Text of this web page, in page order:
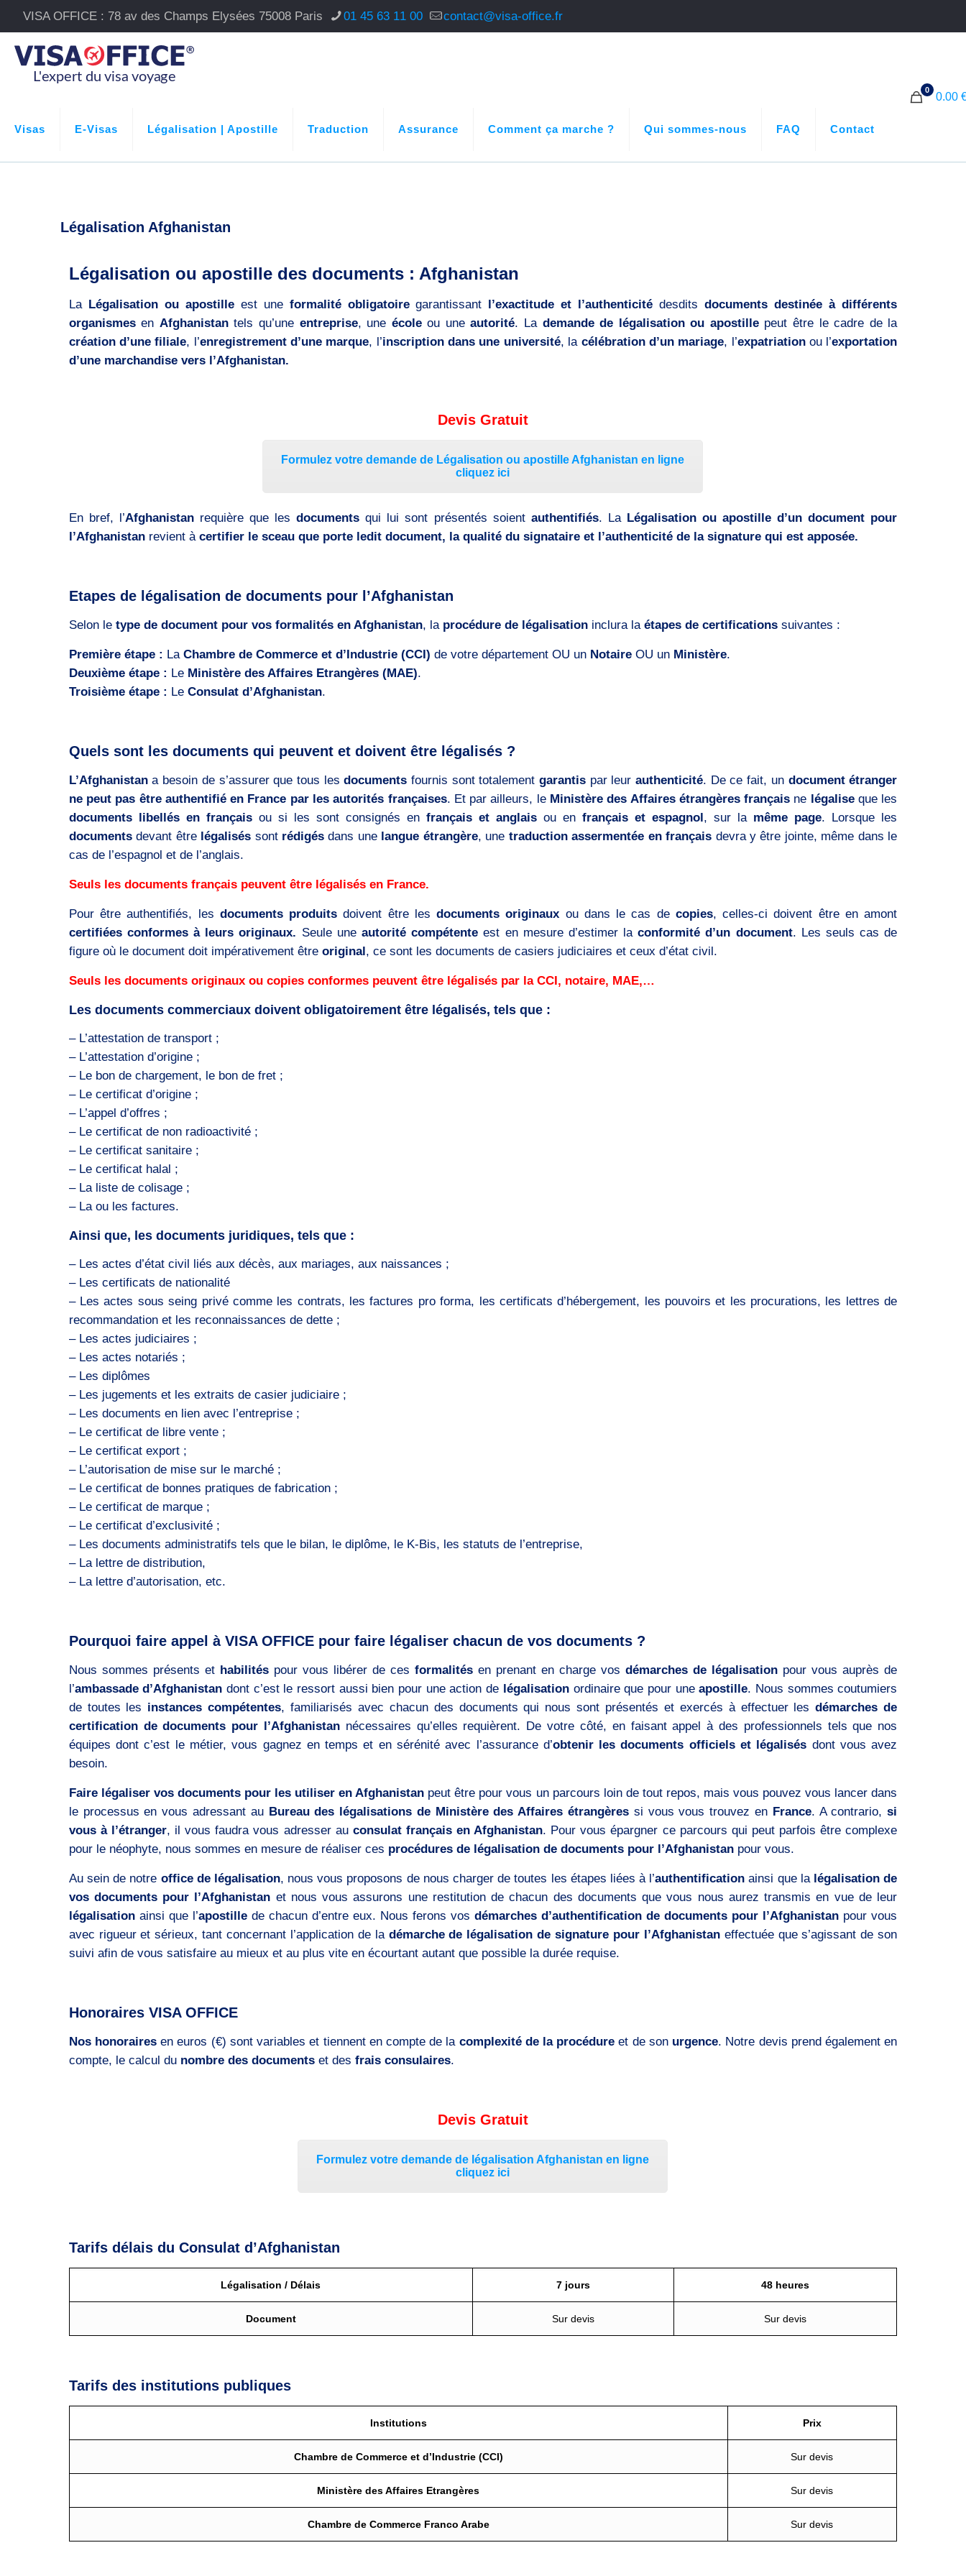
VISA OFFICE : 78 av des Champs Elysées 75008 Paris 01 45 63 11 00 contact@visa-office.fr
Visas E-Visas Légalisation | Apostille Traduction Assurance Comment ça marche ? Qui sommes-nous FAQ Contact
0
0.00
Légalisation Afghanistan
Légalisation ou apostille des documents : Afghanistan
La Légalisation ou apostilleest une formalité obligatoiregarantissant l’exactitude et l’authenticité desditsdocuments destinée à différents
organismesen Afghanistantels qu’une entreprise, une écoleou uneautorité. La demande de légalisation ou apostillepeut être le cadre de la
création d’une filiale, l’enregistrement d’une marque, l’inscription dans une université, la célébration d’un mariage, l’expatriationou l’exportation
d’une marchandise vers l’Afghanistan.
Devis Gratuit
Formulez votre demande de Légalisation ou apostille Afghanistan en ligne
cliquez ici
En bref, l’Afghanistanrequière que lesdocumentsqui lui sont présentés soient authentifiés. La Légalisation ou apostille d’un document pour
l’Afghanistanrevient à certifier le sceau que porte ledit document, la qualité du signataire et l’authenticité de la signature qui est apposée.
Etapes de légalisation de documents pour l’Afghanistan
Selon le type de document pour vos formalités en Afghanistan, la procédure de légalisationinclura la étapes de certificationssuivantes :
Première étape : La Chambre de Commerce et d’Industrie (CCI) de votre département OU un Notaire OU un Ministère.
Deuxième étape : Le Ministère des Affaires Etrangères (MAE).
Troisième étape : Le Consulat d’Afghanistan.
Quels sont les documents qui peuvent et doivent être légalisés ?
L’Afghanistana besoin de s’assurer que tous lesdocuments fournis sont totalementgarantis par leurauthenticité. De ce fait, un document étranger
ne peut pas être authentifié en France par les autorités françaises. Et par ailleurs, le Ministère des Affaires étrangères français ne légaliseque les
documents libellés en françaisou si les sont consignés en français et anglais ou enfrançais et espagnol, sur la même page. Lorsque les
documentsdevant être légalisés sont rédigés dans une langue étrangère, une traduction assermentée en français devra y être jointe, même dans le
cas de l’espagnol et de l’anglais.
Seuls les documents français peuvent être légalisés en France.
Pour être authentifiés, les documents produits doivent être lesdocuments originaux ou dans le cas de copies, celles-ci doivent être en amont
certifiées conformes à leurs originaux. Seule une autorité compétente est en mesure d’estimer laconformité d’un document. Les seuls cas de
figure où le document doit impérativement être original, ce sont les documents de casiers judiciaires et ceux d’état civil.
Seuls les documents originaux ou copies conformes peuvent être légalisés par la CCI, notaire, MAE,…
Les documents commerciaux doivent obligatoirement être légalisés, tels que :
– L’attestation de transport ;
– L’attestation d’origine ;
– Le bon de chargement, le bon de fret ;
– Le certificat d’origine ;
– L’appel d’offres ;
– Le certificat de non radioactivité ;
– Le certificat sanitaire ;
– Le certificat halal ;
– La liste de colisage ;
– La ou les factures.
Ainsi que, les documents juridiques, tels que :
– Les actes d’état civil liés aux décès, aux mariages, aux naissances ;
– Les certificats de nationalité
– Les actes sous seing privé comme les contrats, les factures pro forma, les certificats d’hébergement, les pouvoirs et les procurations, les lettres de
recommandation et les reconnaissances de dette ;
– Les actes judiciaires ;
– Les actes notariés ;
– Les diplômes
– Les jugements et les extraits de casier judiciaire ;
– Les documents en lien avec l’entreprise ;
– Le certificat de libre vente ;
– Le certificat export ;
– L’autorisation de mise sur le marché ;
– Le certificat de bonnes pratiques de fabrication ;
– Le certificat de marque ;
– Le certificat d’exclusivité ;
– Les documents administratifs tels que le bilan, le diplôme, le K-Bis, les statuts de l’entreprise,
– La lettre de distribution,
– La lettre d’autorisation, etc.
Pourquoi faire appel à VISA OFFICE pour faire légaliser chacun de vos documents ?
Nous sommes présents et habilitéspour vous libérer de ces formalitésen prenant en charge vosdémarches de légalisation pour vous auprès de
l’ambassade d’Afghanistan dont c’est le ressort aussi bien pour une action de légalisationordinaire que pour uneapostille. Nous sommes coutumiers
de toutes les instances compétentes, familiarisés avec chacun des documents qui nous sont présentés et exercés à effectuer lesdémarches de
certification de documents pour l’Afghanistan nécessaires qu’elles requièrent. De votre côté, en faisant appel à des professionnels tels que nos
équipes dont c’est le métier, vous gagnez en temps et en sérénité avec l’assurance d’obtenir les documents officiels et légalisés dont vous avez
besoin.
Faire légaliser vos documents pour les utiliser en Afghanistan peut être pour vous un parcours loin de tout repos, mais vous pouvez vous lancer dans
le processus en vous adressant au Bureau des légalisations de Ministère des Affaires étrangères si vous vous trouvez en France. A contrario,si
vous à l’étranger, il vous faudra vous adresser au consulat français en Afghanistan. Pour vous épargner ce parcours qui peut parfois être complexe
pour le néophyte, nous sommes en mesure de réaliser ces procédures de légalisation de documents pour l’Afghanistanpour vous.
Au sein de notre office de légalisation, nous vous proposons de nous charger de toutes les étapes liées à l’authentification ainsi que la légalisation de
vos documents pour l’Afghanistan et nous vous assurons une restitution de chacun des documents que vous nous aurez transmis en vue de leur
légalisationainsi que l’apostillede chacun d’entre eux. Nous ferons vosdémarches d’authentification de documents pour l’Afghanistan pour vous
avec rigueur et sérieux, tant concernant l’application de la démarche de légalisation de signature pour l’Afghanistaneffectuée que s’agissant de son
suivi afin de vous satisfaire au mieux et au plus vite en écourtant autant que possible la durée requise.
Honoraires VISA OFFICE
Nos honorairesen euros (€) sont variables et tiennent en compte de la complexité de la procédure et de son urgence. Notre devis prend également en
compte, le calcul du nombre des documents et des frais consulaires.
Devis Gratuit
Formulez votre demande de légalisation Afghanistan en ligne
cliquez ici
Tarifs délais du Consulat d’Afghanistan
Légalisation / Délais 7 jours 48 heures
Document Sur devis Sur devis
Tarifs des institutions publiques
Institutions Prix
Chambre de Commerce et d’Industrie (CCI) Sur devis
Ministère des Affaires Etrangères Sur devis
Chambre de Commerce Franco Arabe Sur devis